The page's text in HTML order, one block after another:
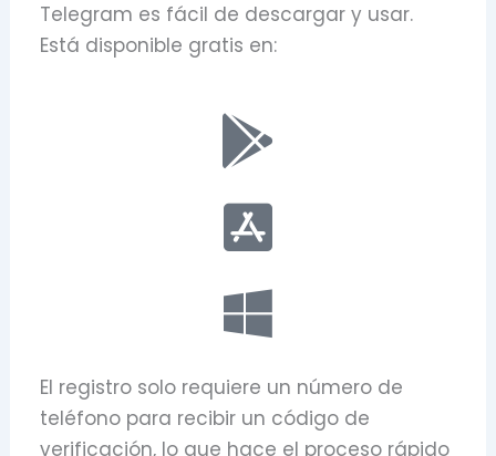
Telegram es fácil de descargar y usar.
Está disponible gratis en:
El registro solo requiere un número de
teléfono para recibir un código de
verificación, lo que hace el proceso rápido